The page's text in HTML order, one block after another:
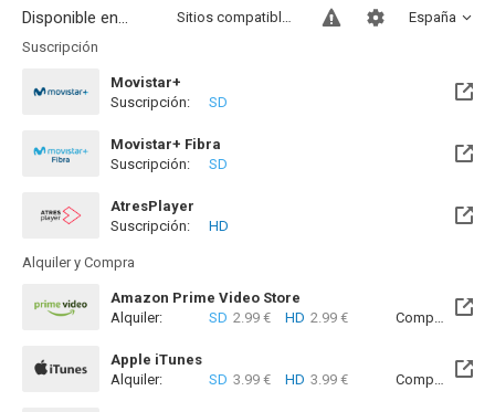
Disponible en... España
Sitios compatibles
Suscripción
Movistar+
Disponible hasta el Mié, 12 Ago 2026 (Quedan 2 días)
Suscripción: SD
Movistar+ Fibra
Disponible hasta el Mié, 12 Ago 2026 (Quedan 2 días)
Suscripción: SD
AtresPlayer
Suscripción:
HD
Alquiler y Compra
Amazon Prime Video Store
Alquiler:
SD 2.99 € HD 2.99 € Compra: SD
Apple iTunes
Alquiler:
SD 3.99 € HD 3.99 € Compra: SD